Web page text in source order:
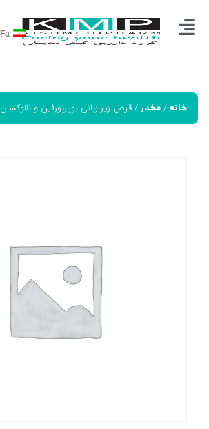
Fa
خانه / مخدر / قرص زیر زبانی بوپرنورفین و نالوکسان